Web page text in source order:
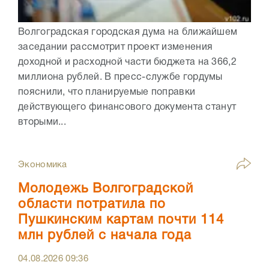
Волгоградская городская дума на ближайшем
заседании рассмотрит проект изменения
доходной и расходной части бюджета на 366,2
миллиона рублей. В пресс-службе гордумы
пояснили, что планируемые поправки
действующего финансового документа станут
вторыми...
Экономика
Молодежь Волгоградской
области потратила по
Пушкинским картам почти 114
млн рублей с начала года
04.08.202609:36